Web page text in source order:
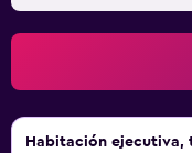
Habitación ejecutiva,